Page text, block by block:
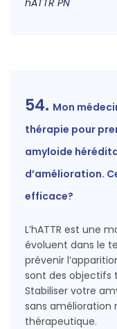
hATTR PN
54. Mon
thérapie pour
amyloide
d’amélioration.
efficace?
L’hATTR est une
évoluent dans le
prévenir
sont des objectifs
Stabiliser votre
sans amélioration
thérapeutique.